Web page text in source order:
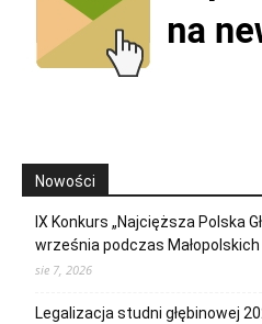
Nowości
IX Konkurs „Najcięższa Polska
września podczas
sie 7, 2026
Legalizacja studni głębinowej